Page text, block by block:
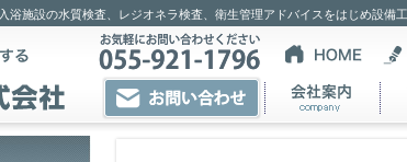
入浴施設の水質検査、レジオネラ検査、衛生管理アドバイスをはじめ設備